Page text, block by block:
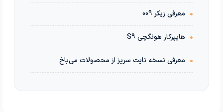
• معرفی زیکر 009
• هایپرکار هونگچی S9
• معرفی نسخه نایت سریز از محصولات می‌باخ